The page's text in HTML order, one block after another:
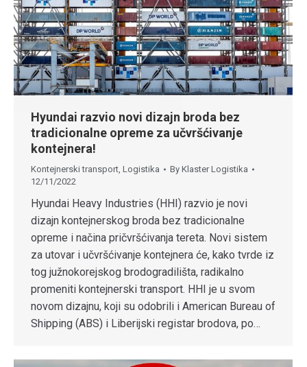
Hyundai razvio novi dizajn broda bez
tradicionalne opreme za učvršćivanje
kontejnera!
Kontejnerski transport, Logistika By Klaster Logistika
12/11/2022
Hyundai Heavy Industries (HHI) razvio je novi
dizajn kontejnerskog broda bez tradicionalne
opreme i načina pričvršćivanja tereta. Novi sistem
za utovar i učvršćivanje kontejnera će, kako tvrde iz
tog južnokorejskog brodogradilišta, radikalno
promeniti kontejnerski transport. HHI je u svom
novom dizajnu, koji su odobrili i American Bureau of
Shipping (ABS) i Liberijski registar brodova, po…